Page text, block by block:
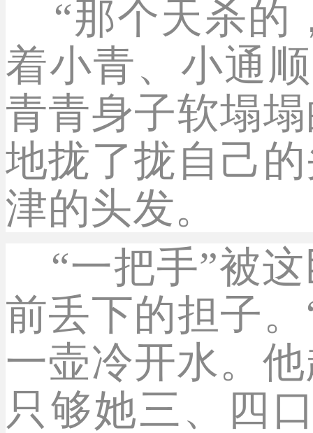
“那个天杀的
着小青、小通
青青身子软塌
地拢了拢自己
津的头发。
“一把手”被这
前丢下的担子
一壶冷开水。
只够她三、四